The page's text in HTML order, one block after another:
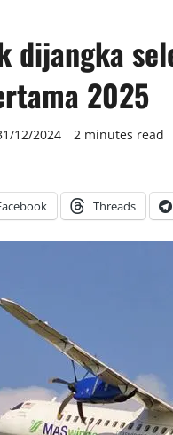
dijangka
2025
12/2024 2 minutes read
Threads